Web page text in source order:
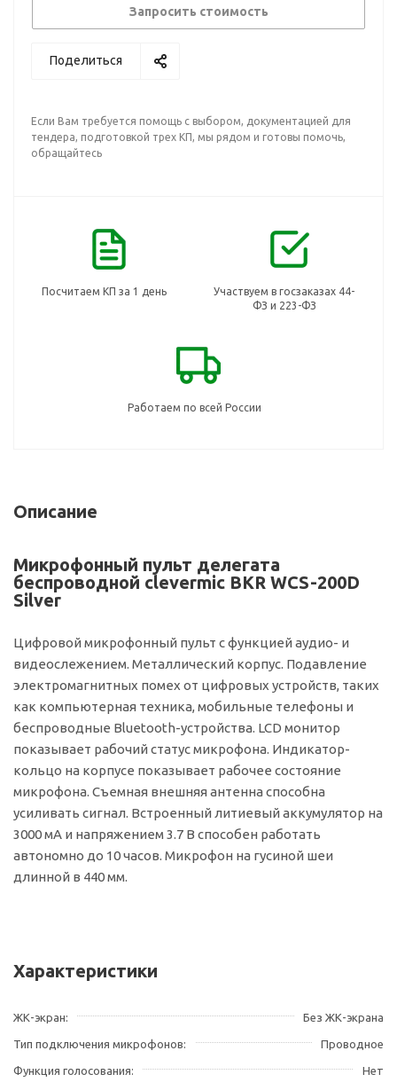
Запросить стоимость
Поделиться
Если Вам требуется помощь с выбором, документацией для
тендера, подготовкой трех КП, мы рядом и готовы помочь,
обращайтесь
Посчитаем КП за 1 день
Участвуем в госзаказах 44-
ФЗ и 223-ФЗ
Работаем по всей России
Описание
Микрофонный пульт делегата
беспроводной clevermic BKR WCS-200D
Silver
Цифровой микрофонный пульт с функцией аудио- и
видеослежением. Металлический корпус. Подавление
электромагнитных помех от цифровых устройств, таких
как компьютерная техника, мобильные телефоны и
беспроводные Bluetooth-устройства. LCD монитор
показывает рабочий статус микрофона. Индикатор-
кольцо на корпусе показывает рабочее состояние
микрофона. Съемная внешняя антенна способна
усиливать сигнал. Встроенный литиевый аккумулятор на
3000 мА и напряжением 3.7 В способен работать
автономно до 10 часов. Микрофон на гусиной шеи
длинной в 440 мм.
Характеристики
ЖК-экран Без ЖК-экрана
Тип подключения микрофонов Проводное
Функция голосования Нет